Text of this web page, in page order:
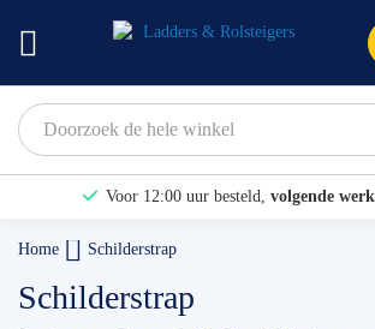
Voor 12:00 uur besteld, volgende
Home Schilderstrap
Schilderstrap